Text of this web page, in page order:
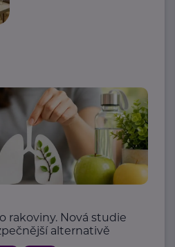
rakoviny. Nová studie
alternativě